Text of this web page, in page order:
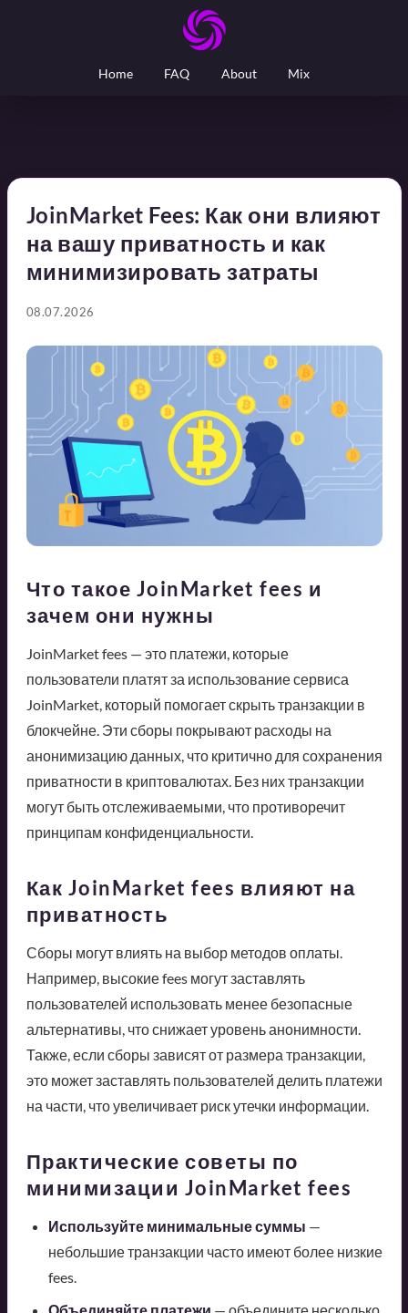
Home FAQ About Mix
JoinMarket Fees: Как они влияют
на вашу приватность и как
минимизировать затраты
08.07.2026
Что такое JoinMarket fees и
зачем они нужны
JoinMarket fees — это платежи, которые
пользователи платят за использование сервиса
JoinMarket, который помогает скрыть транзакции в
блокчейне. Эти сборы покрывают расходы на
анонимизацию данных, что критично для сохранения
приватности в криптовалютах. Без них транзакции
могут быть отслеживаемыми, что противоречит
принципам конфиденциальности.
Как JoinMarket fees влияют на
приватность
Сборы могут влиять на выбор методов оплаты.
Например, высокие fees могут заставлять
пользователей использовать менее безопасные
альтернативы, что снижает уровень анонимности.
Также, если сборы зависят от размера транзакции,
это может заставлять пользователей делить платежи
на части, что увеличивает риск утечки информации.
Практические советы по
минимизации JoinMarket fees
Используйте минимальные суммы —
небольшие транзакции часто имеют более низкие
fees.